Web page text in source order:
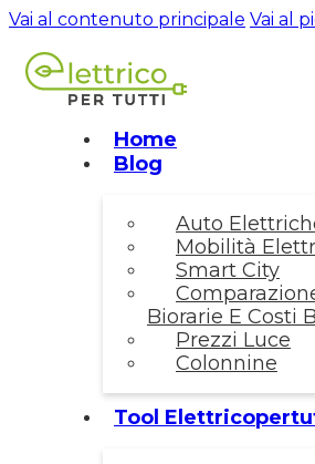
Vai al contenuto principale Vai al
Home
Blog
Auto
Mobilità
Smart City
Biorarie E Costi
Prezzi Luce
Colonnine
Tool